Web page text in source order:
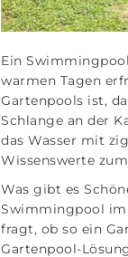
Ein
warmen Tagen
Gartenpools ist,
Schlange an der
das Wasser mit
Wissenswerte
Was gibt es
Swimmingpool im
fragt, ob so ein
Gartenpool-